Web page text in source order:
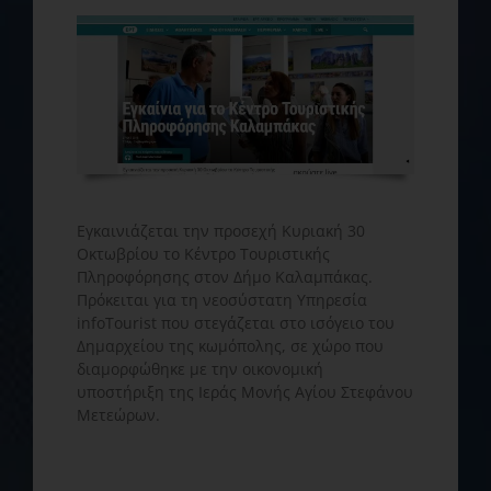
Εγκαινιάζεται την προσεχή Κυριακή 30
Οκτωβρίου το Κέντρο Τουριστικής
Πληροφόρησης στον Δήμο Καλαμπάκας.
Πρόκειται για τη νεοσύστατη Υπηρεσία
infoTourist που στεγάζεται στο ισόγειο του
Δημαρχείου της κωμόπολης, σε χώρο που
διαμορφώθηκε με την οικονομική
υποστήριξη της Ιεράς Μονής Αγίου Στεφάνου
Μετεώρων.